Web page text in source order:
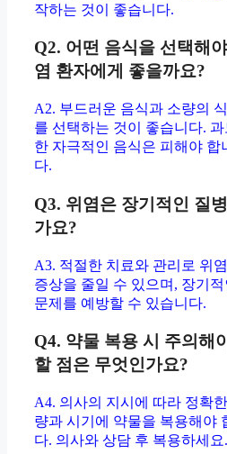
작하는 것이 좋습니다.
Q2. 어떤 음식을 선택해
염 환자에게 좋을까요?
A2. 부드러운 음식과 소량의
를 선택하는 것이 좋습니다. 과
한 자극적인 음식은 피해야 합
다.
Q3. 위염은 장기적인 질
가요?
A3. 적절한 치료와 관리로 위
증상을 줄일 수 있으며, 장기적
문제를 예방할 수 있습니다.
Q4. 약물 복용 시 주의해
할 점은 무엇인가요?
A4. 의사의 지시에 따라 정확
량과 시기에 약물을 복용해야
다. 의사와 상담 후 복용하세요.